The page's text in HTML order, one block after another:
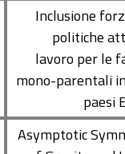
Inclusione
politiche
lavoro per le
mono-parentali
paesi
Asymptotic